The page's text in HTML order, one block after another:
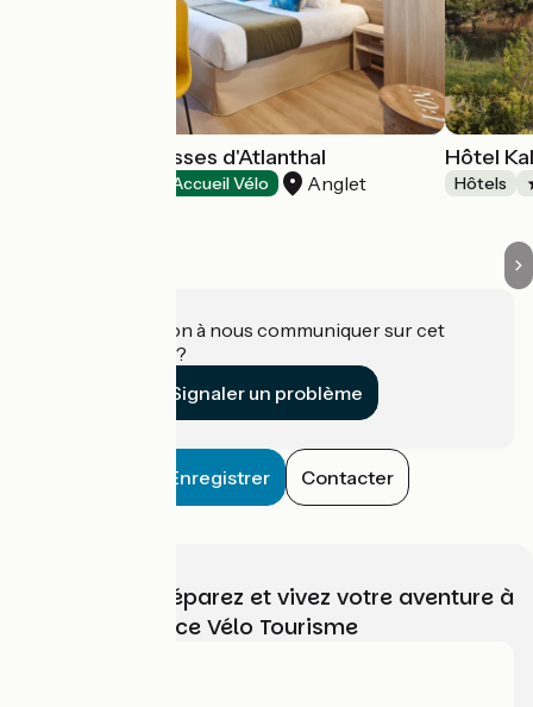
Hôtel Les Terrasses d'Atlanthal
Accueil Vélo Anglet
Hôtel
Hôtels
Une information à nous communiquer sur cet
établissement ?
Signaler un problème
Enregistrer Contacter
Choisissez, préparez et vivez votre aventure à
vélo avec France Vélo Tourisme